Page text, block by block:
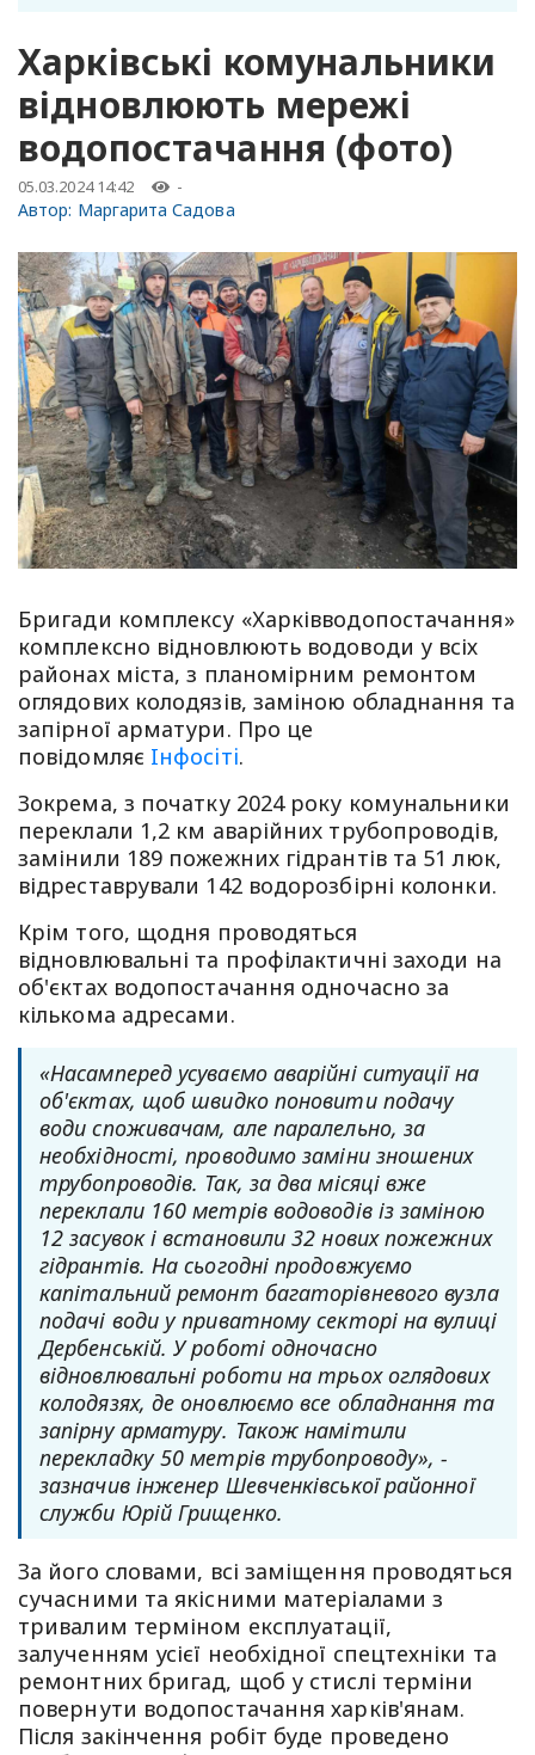
Харківські комунальники
відновлюють мережі
водопостачання (фото)
05.03.2024 14:42 -
Автор: Маргарита Садова
Бригади комплексу «Харківводопостачання»
комплексно відновлюють водоводи у всіх
районах міста, з планомірним ремонтом
оглядових колодязів, заміною обладнання та
запірної арматури. Про це
повідомляє Iнфосiтi.
Зокрема, з початку 2024 року комунальники
переклали 1,2 км аварійних трубопроводів,
замінили 189 пожежних гідрантів та 51 люк,
відреставрували 142 водорозбірні колонки.
Крім того, щодня проводяться
відновлювальні та профілактичні заходи на
об'єктах водопостачання одночасно за
кількома адресами.
«Насамперед усуваємо аварійні ситуації на
об'єктах, щоб швидко поновити подачу
води споживачам, але паралельно, за
необхідності, проводимо заміни зношених
трубопроводів. Так, за два місяці вже
переклали 160 метрів водоводів із заміною
12 засувок і встановили 32 нових пожежних
гідрантів. На сьогодні продовжуємо
капітальний ремонт багаторівневого вузла
подачі води у приватному секторі на вулиці
Дербенській. У роботі одночасно
відновлювальні роботи на трьох оглядових
колодязях, де оновлюємо все обладнання та
запірну арматуру. Також намітили
перекладку 50 метрів трубопроводу», -
зазначив інженер Шевченківської районної
служби Юрій Грищенко.
За його словами, всі заміщення проводяться
сучасними та якісними матеріалами з
тривалим терміном експлуатації,
залученням усієї необхідної спецтехніки та
ремонтних бригад, щоб у стислі терміни
повернути водопостачання харків'янам.
Після закінчення робіт буде проведено